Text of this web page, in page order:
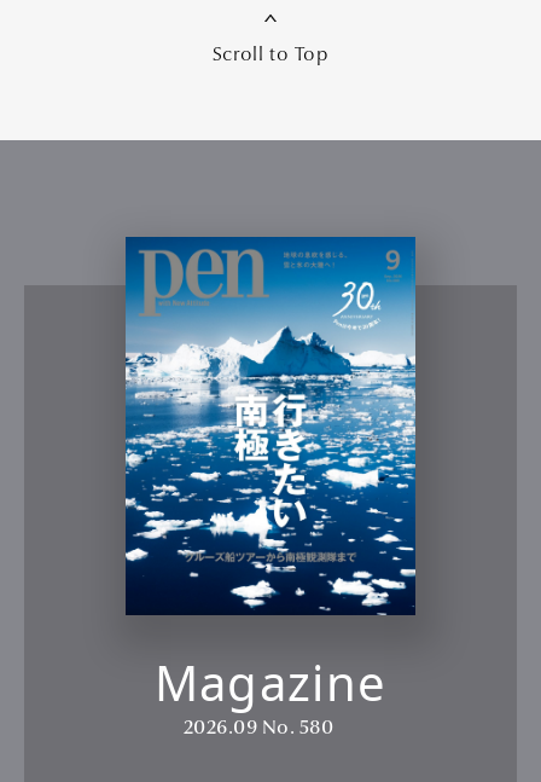
Scroll to Top
Magazine
2026.09 No. 580